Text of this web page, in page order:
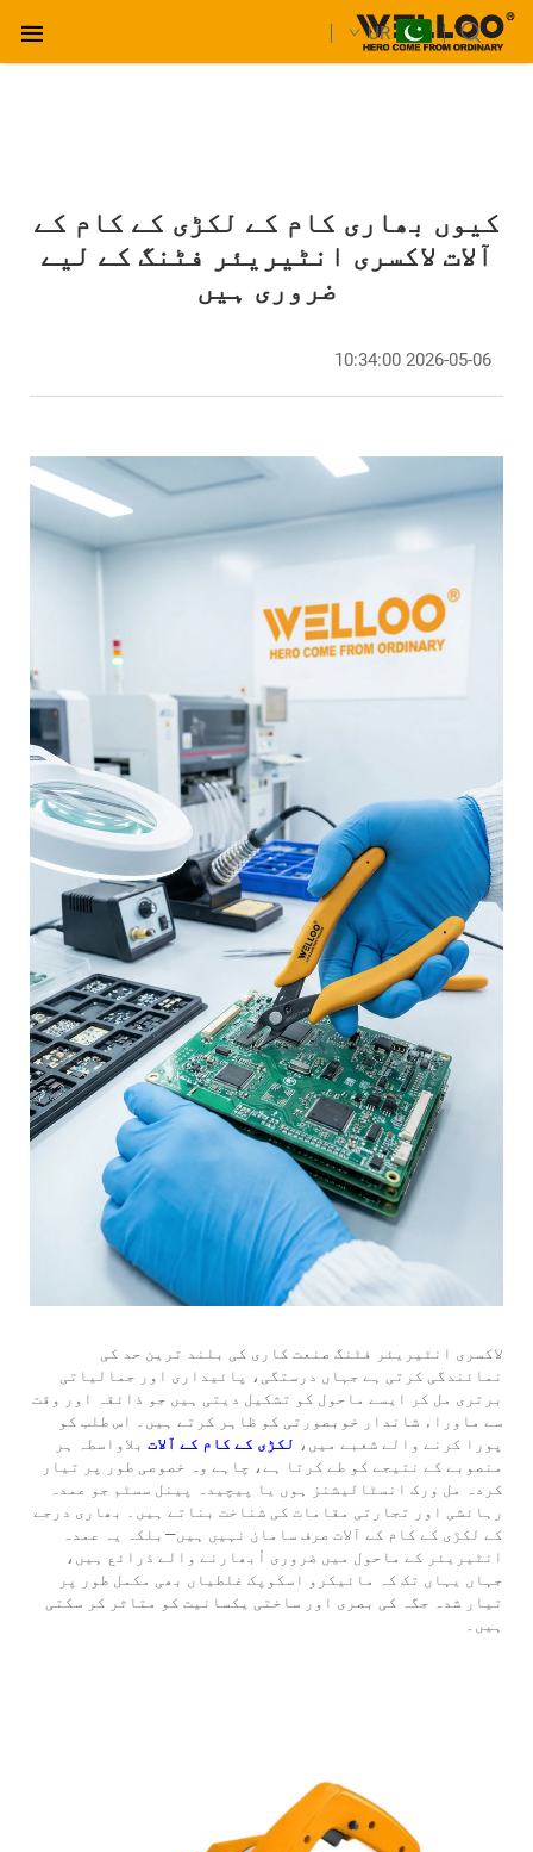
UR
کیوں بھاری کام کے لکڑی کے کام کے
آلات لاکسری انٹیریئر فٹنگ کے لیے
ضروری ہیں
2026-05-06 10:34:00
لاکسری انٹیریئر فٹنگ صنعت کاری کی بلند ترین حد کی
نمائندگی کرتی ہے جہاں درستگی، پائیداری اور جمالیاتی
برتری مل کر ایسے ماحول کو تشکیل دیتی ہیں جو ذائقہ اور وقت
سے ماوراء شاندار خوبصورتی کو ظاہر کرتے ہیں۔ اس طلب کو
پورا کرنے والے شعبے میں، لکڑی کے کام کے آلات بلاواسطہ ہر
منصوبے کے نتیجے کو طے کرتا ہے، چاہے وہ خصوصی طور پر تیار
کردہ مل ورک انسٹالیشنز ہوں یا پیچیدہ پینل سسٹم جو عمدہ
رہائشی اور تجارتی مقامات کی شناخت بناتے ہیں۔ بھاری درجے
کے لکڑی کے کام کے آلات صرف سامان نہیں ہیں—بلکہ یہ عمدہ
انٹیریئر کے ماحول میں ضروری اُبھارنے والے ذرائع ہیں،
جہاں یہاں تک کہ مائیکرو اسکوپک غلطیاں بھی مکمل طور پر
تیار شدہ جگہ کی بصری اور ساختی یکسانیت کو متاثر کر سکتی
ہیں۔